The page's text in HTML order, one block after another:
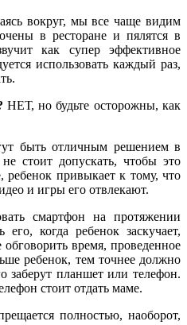
вокруг, мы все чаще видим
в ресторане и пялятся в
как супер эффективное
использовать каждый раз,
НЕТ, но будьте осторожны, как
быть отличным решением в
стоит допускать, чтобы это
привыкает к тому, что
и игры его отвлекают.
смартфон на протяжении
когда ребенок заскучает,
время, проведенное
ребенок, тем точнее должно
заберут планшет или телефон.
стоит отдать маме.
полностью, наоборот,